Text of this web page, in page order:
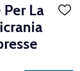
La